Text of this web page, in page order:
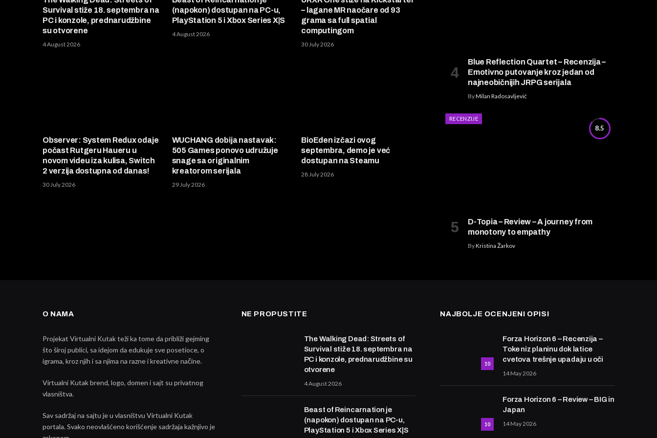
Survival stiže 18. septembra na
PC i konzole, prednarudžbine
su otvorene
4 August 2026
(napokon) dostupan na PC-u,
PlayStation 5 i Xbox Series X|S
4 August 2026
– lagane MR naočare od 93
grama sa full spatial
computingom
30 July 2026
Observer: System Redux odaje
počast Rutgeru Haueru u
novom videu iza kulisa, Switch
2 verzija dostupna od danas!
30 July 2026
WUCHANG dobija nastavak:
505 Games ponovo udružuje
snage sa originalnim
kreatorom serijala
29 July 2026
BioEden izčazi ovog
septembra, demo je već
dostupan na Steamu
28 July 2026
Blue Reflection Quartet – Recenzija –
Emotivno putovanje kroz jedan od
najneobičnijih JRPG serijala
ByMilan Radosavljević
8.5
RECENZIJE
D-Topia – Review – A journey from
monotony to empathy
ByKristina Žarkov
O NAMA
Projekat Virtualni Kutak teži ka tome da približi gejming
što široj publici, sa idejom da edukuje sve posetioce, o
igrama, kroz njih i sa njima na razne i kreativne načine.
Virtualni Kutak brend, logo, domen i sajt su privatnog
vlasništva.
Sav sadržaj na sajtu je u vlasništvu Virtualni Kutak
portala. Svako neovlašćeno korišćenje sadržaja kažnjivo je
NE PROPUSTITE
The Walking Dead: Streets of
Survival stiže 18. septembra na
PC i konzole, prednarudžbine su
otvorene
4 August 2026
Beast of Reincarnation je
(napokon) dostupan na PC-u,
PlayStation 5 i Xbox Series X|S
NAJBOLJE OCENJENI OPISI
10
Forza Horizon 6 – Recenzija –
Toke niz planinu dok latice
cvetova trešnje upadaju u oči
14 May 2026
10
Forza Horizon 6 – Review – BIG in
Japan
14 May 2026